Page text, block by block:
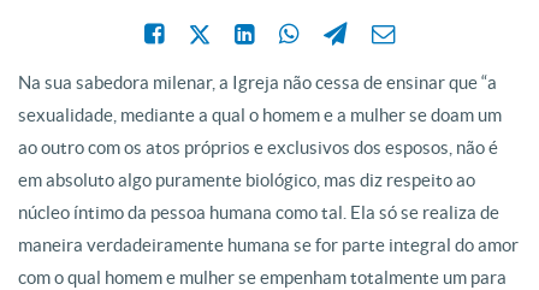
Na sua sabedora milenar, a Igreja não cessa de ensinar que “a
sexualidade, mediante a qual o homem e a mulher se doam um
ao outro com os atos próprios e exclusivos dos esposos, não é
em absoluto algo puramente biológico, mas diz respeito ao
núcleo íntimo da pessoa humana como tal. Ela só se realiza de
maneira verdadeiramente humana se for parte integral do amor
com o qual homem e mulher se empenham totalmente um para